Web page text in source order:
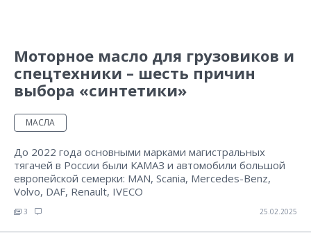
Моторное масло для грузовиков и
спецтехники – шесть причин
выбора «синтетики»
МАСЛА
До 2022 года основными марками магистральных
тягачей в России были КАМАЗ и автомобили большой
европейской семерки: MAN, Scania, Mercedes-Benz,
Volvo, DAF, Renault, IVECO
3 25.02.2025